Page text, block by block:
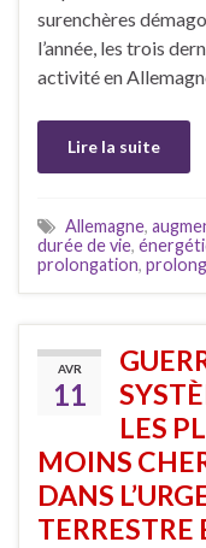
surenchères
l’année, les trois
activité en
Lire la suite
Allemagne,
durée de vie,
prolongation,
AVR
11
LES
MOINS
DANS
TERRESTRE